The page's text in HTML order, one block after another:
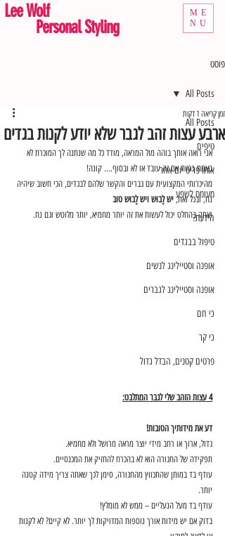
Lee Wolf
Personal Styling
ME
NU
פוסט
All Posts
טיפים
אותו פריט יום אחר
מעומס לשפע
הידעת?
טיפול בבגדים
אופנה וסטיילינג לנשים
אופנה וסטיילינג לגברים
כי חם
כי קר
פרטים קטנים, הבדל גדול
All Posts
ארבע עצות זהב לגבר שלא יודע לקנות בגדים
זמן קריאה 1 דקות
אני רואה אותך בוהה מול המראה, מודד כל מה שנתנה לך המוכרת לא
באמת בטוח אם זה עובד או לא ובסוף.... קונה!
מהיכרותי המקצועית עם גברים והקשר שלהם לבגדים, הכי חשוב שיהיה
נח, ובכל זאת, יש לָבוּש ויש לָבוּש טוב
ואתה בהחלט יכול לעשות את זה יותר מחמיא, יותר מלוטש וגם נח.
4 עצות הזהב שלי לגבר המתלבט:
דע את מידותיך הטובות!
גדול, ארוך או רחב מידי יוצר מראה מרושל ולא מחמיא.
תפקידה של החגורה הוא לא בהכרח להחזיק את המכנסיים.
עודף בד במותן שהתכווץ מהחגורה, סימן לכך שאתה צריך מידה קטנה
יותר.
עודף בד מעל הנעליים – ממש לא מומלץ!
בדוק אם יש מידות אורך נוספות המדויקות לך יותר. לא קיים? לא לקנות